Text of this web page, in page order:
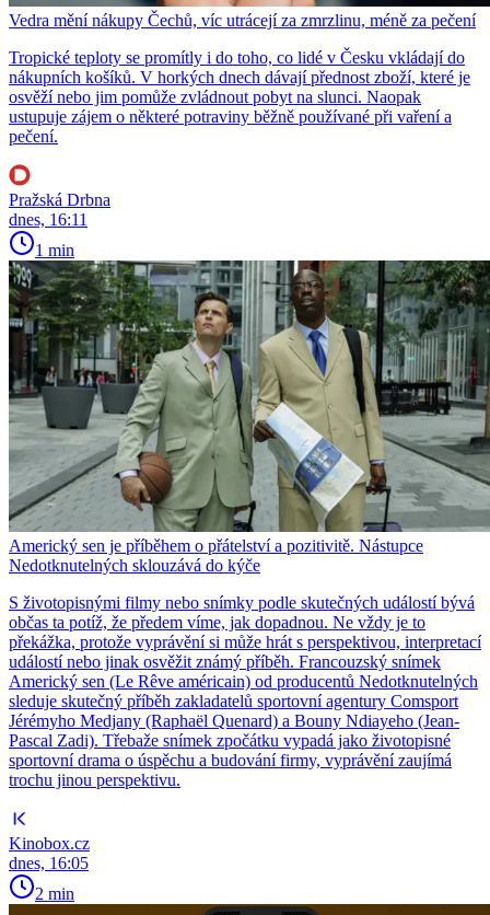
Vedra mění nákupy Čechů, víc utrácejí za zmrzlinu, méně za pečení
Tropické teploty se promítly i do toho, co lidé v Česku vkládají do
nákupních košíků. V horkých dnech dávají přednost zboží, které je
osvěží nebo jim pomůže zvládnout pobyt na slunci. Naopak
ustupuje zájem o některé potraviny běžně používané při vaření a
pečení.
Pražská Drbna
dnes, 16:11
1 min
Americký sen je příběhem o přátelství a pozitivitě. Nástupce
Nedotknutelných sklouzává do kýče
S životopisnými filmy nebo snímky podle skutečných událostí bývá
občas ta potíž, že předem víme, jak dopadnou. Ne vždy je to
překážka, protože vyprávění si může hrát s perspektivou, interpretací
událostí nebo jinak osvěžit známý příběh. Francouzský snímek
Americký sen (Le Rêve américain) od producentů Nedotknutelných
sleduje skutečný příběh zakladatelů sportovní agentury Comsport
Jérémyho Medjany (Raphaël Quenard) a Bouny Ndiayeho (Jean-
Pascal Zadi). Třebaže snímek zpočátku vypadá jako životopisné
sportovní drama o úspěchu a budování firmy, vyprávění zaujímá
trochu jinou perspektivu.
Kinobox.cz
dnes, 16:05
2 min